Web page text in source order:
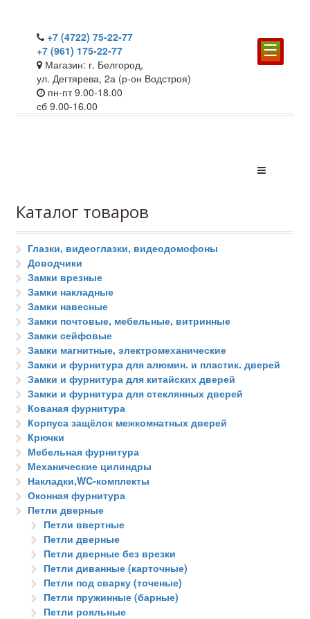
☰
+7 (4722) 75-22-77
+7 (961) 175-22-77
Магазин: г. Белгород,
ул. Дегтярева, 2а (р-он Водстроя)
пн-пт 9.00-18.00
сб 9.00-16.00
Каталог товаров
Глазки, видеоглазки, видеодомофоны
Доводчики
Замки врезные
Замки накладные
Замки навесные
Замки почтовые, мебельные, витринные
Замки сейфовые
Замки магнитные, электромеханические
Замки и фурнитура для алюмин. и пластик. дверей
Замки и фурнитура для китайских дверей
Замки и фурнитура для стеклянных дверей
Кованая фурнитура
Корпуса защёлок межкомнатных дверей
Крючки
Мебельная фурнитура
Механические цилиндры
Накладки,WC-комплекты
Оконная фурнитура
Петли дверные
Петли ввертные
Петли дверные
Петли дверные без врезки
Петли диванные (карточные)
Петли под сварку (точеные)
Петли пружинные (барные)
Петли рояльные